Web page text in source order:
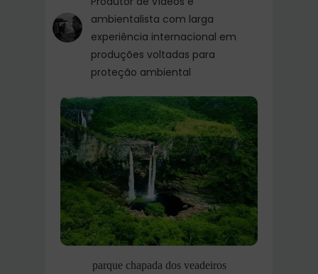
ambientalista com larga
experiência internacional em
produções voltadas para
proteção ambiental
parque chapada dos veadeiros